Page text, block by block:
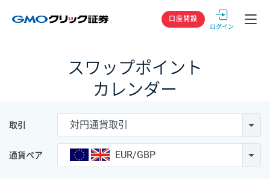
GMOクリック
口座開設
スワップポイント
カレンダー
取引 対円通貨取引
通貨ペア EUR/GBP